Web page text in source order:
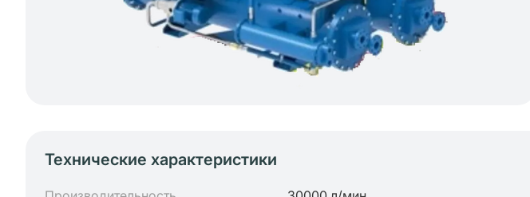
Технические характеристики